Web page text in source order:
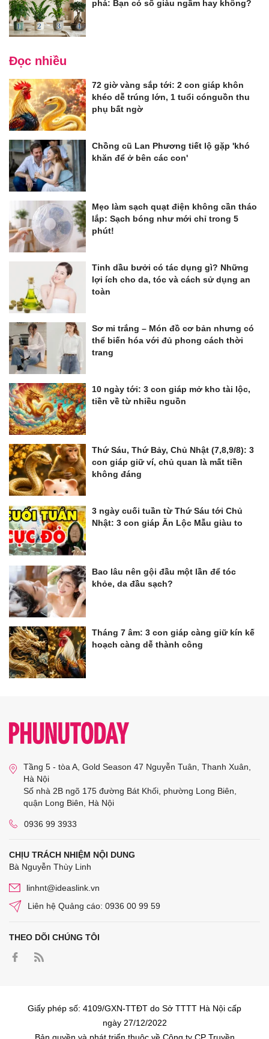
phá: Bạn có số giàu ngầm hay không?
Đọc nhiều
72 giờ vàng sắp tới: 2 con giáp khôn
khéo dễ trúng lớn, 1 tuổi cónguồn thu
phụ bất ngờ
Chồng cũ Lan Phương tiết lộ gặp 'khó
khăn để ở bên các con'
Mẹo làm sạch quạt điện không cần tháo
lắp: Sạch bóng như mới chỉ trong 5
phút!
Tinh dầu bưởi có tác dụng gì? Những
lợi ích cho da, tóc và cách sử dụng an
toàn
Sơ mi trắng – Món đồ cơ bản nhưng có
thể biến hóa với đủ phong cách thời
trang
10 ngày tới: 3 con giáp mở kho tài lộc,
tiền về từ nhiều nguồn
Thứ Sáu, Thứ Bảy, Chủ Nhật (7,8,9/8): 3
con giáp giữ ví, chủ quan là mất tiền
không đáng
3 ngày cuối tuần từ Thứ Sáu tới Chủ
Nhật: 3 con giáp Ăn Lộc Mẫu giàu to
Bao lâu nên gội đầu một lần để tóc
khỏe, da đầu sạch?
Tháng 7 âm: 3 con giáp càng giữ kín kế
hoạch càng dễ thành công
Tầng 5 - tòa A, Gold Season 47 Nguyễn Tuân, Thanh Xuân,
Hà Nội
Số nhà 2B ngõ 175 đường Bát Khối, phường Long Biên,
quận Long Biên, Hà Nội
0936 99 3933
CHỊU TRÁCH NHIỆM NỘI DUNG
Bà Nguyễn Thùy Linh
linhnt@ideaslink.vn
Liên hệ Quảng cáo: 0936 00 99 59
THEO DÕI CHÚNG TÔI
Giấy phép số: 4109/GXN-TTĐT do Sở TTTT Hà Nội cấp
ngày 27/12/2022
Bản quyền và phát triển thuộc về Công ty CP Truyền